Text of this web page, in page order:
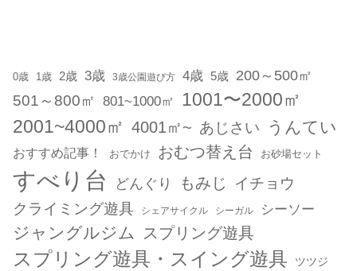
0歳 1歳 2歳 3歳 3歳公園遊び方 4歳 5歳 200～500㎡
501～800㎡ 801~1000㎡
1001〜2000㎡
2001~4000㎡ 4001㎡~ あじさい うんてい
おすすめ記事！ おでかけ おむつ替え台 お砂場セット
すべり台 どんぐり もみじ
イチョウ
クライミング遊具
シェアサイクル シーガル シーソー
ジャングルジム スプリング遊具
スプリング遊具・スイング遊具 ツツジ